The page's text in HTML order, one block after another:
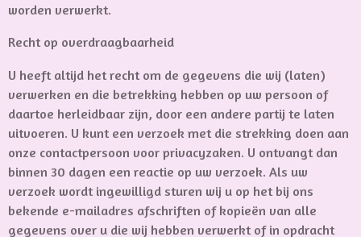
worden verwerkt.
Recht op overdraagbaarheid
U heeft altijd het recht om de gegevens die wij (laten)
verwerken en die betrekking hebben op uw persoon of
daartoe herleidbaar zijn, door een andere partij te laten
uitvoeren. U kunt een verzoek met die strekking doen aan
onze contactpersoon voor privacyzaken. U ontvangt dan
binnen 30 dagen een reactie op uw verzoek. Als uw
verzoek wordt ingewilligd sturen wij u op het bij ons
bekende e-mailadres afschriften of kopieën van alle
gegevens over u die wij hebben verwerkt of in opdracht